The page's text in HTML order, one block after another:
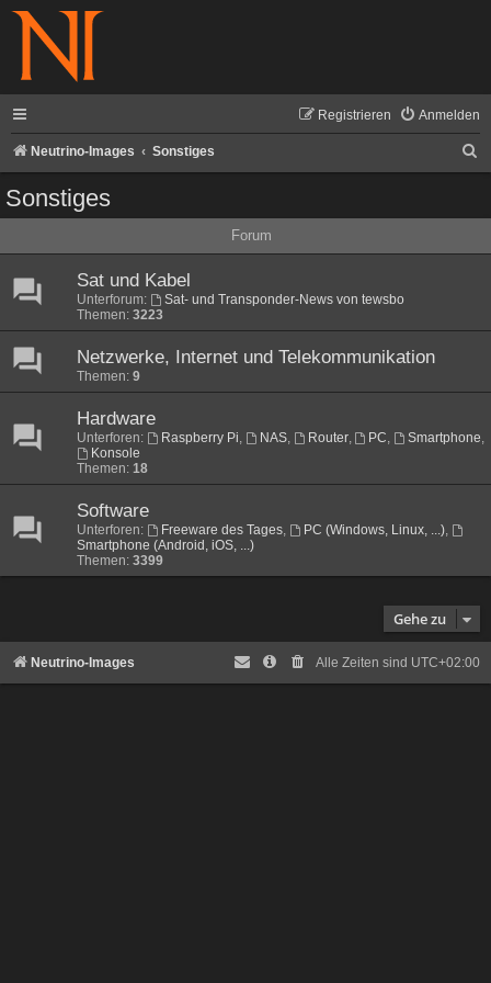
Anmelden
Registrieren
Neutrino-Images Sonstiges
Sonstiges
Forum
Sat und Kabel
Unterforum:
Sat- und Transponder-News von tewsbo
Themen: 3223
Netzwerke, Internet und Telekommunikation
Themen: 9
Hardware
Unterforen: Raspberry Pi NAS, Router, PC Smartphone
Konsole
Themen: 18
Software
Unterforen: Freeware des Tages, PC (Windows, Linux, ...),
Smartphone (Android, iOS, ...)
Themen: 3399
Gehe zu
Neutrino-Images Alle Zeiten sind UTC+02:00